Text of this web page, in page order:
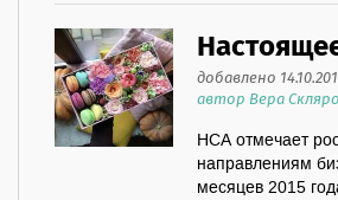
добавлено
автор Вера
НСА отмечает
направлениям
месяцев 2015